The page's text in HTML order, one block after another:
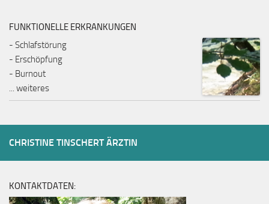
FUNKTIONELLE ERKRANKUNGEN
- Schlafstörung
- Erschöpfung
- Burnout
... weiteres
CHRISTINE TINSCHERT ÄRZTIN
KONTAKTDATEN: